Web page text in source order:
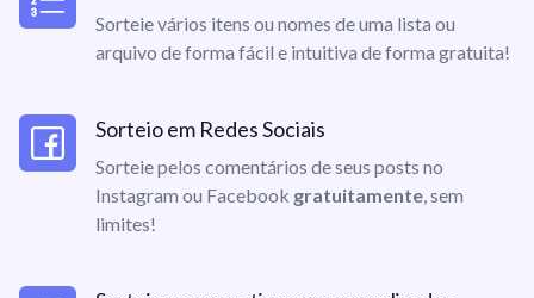
Sorteie vários itens ou nomes de uma lista ou
arquivo de forma fácil e intuitiva de forma gratuita!
Sorteio em Redes Sociais
Sorteie pelos comentários de seus posts no
Instagram ou Facebook gratuitamente, sem
limites!